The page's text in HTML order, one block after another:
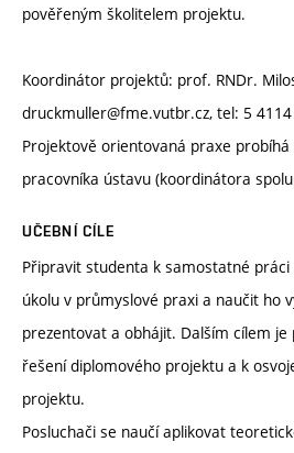
pověřeným školitelem projektu.
Koordinátor projektů: prof. RNDr.
druckmuller@fme.vutbr.cz, tel: 5
Projektově orientovaná praxe
pracovníka ústavu (koordinátora
UČEBNÍ CÍLE
Připravit studenta k samostatné
úkolu v průmyslové praxi a naučit ho
prezentovat a obhájit. Dalším cílem
řešení diplomového projektu a k
projektu.
Posluchači se naučí aplikovat